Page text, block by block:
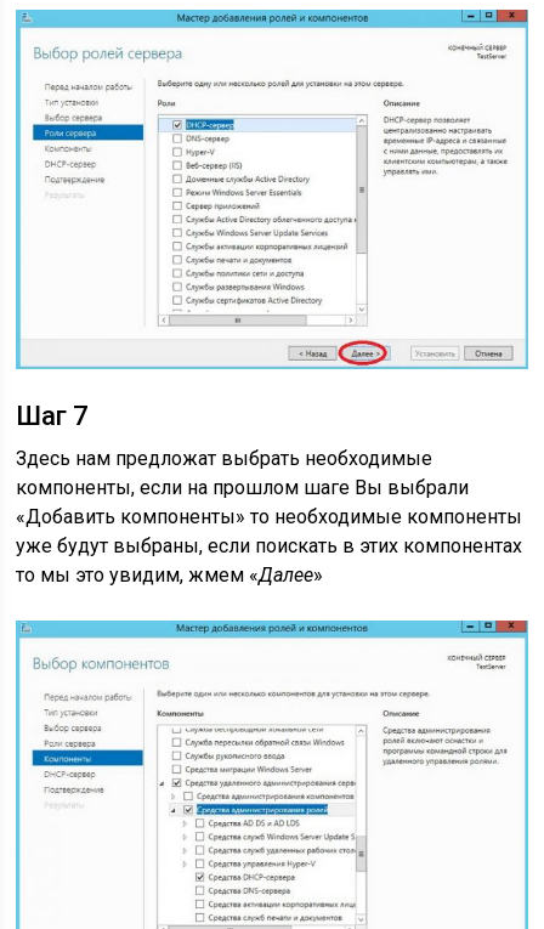
Шаг 7
Здесь нам предложат выбрать необходимые
компоненты, если на прошлом шаге Вы выбрали
«Добавить компоненты» то необходимые компоненты
уже будут выбраны, если поискать в этих компонентах
то мы это увидим, жмем «Далее»